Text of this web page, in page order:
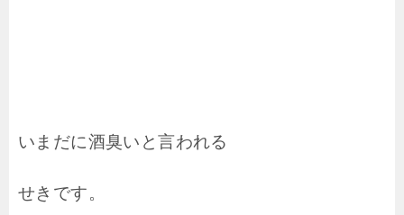
いまだに酒臭いと言われる
せきです。